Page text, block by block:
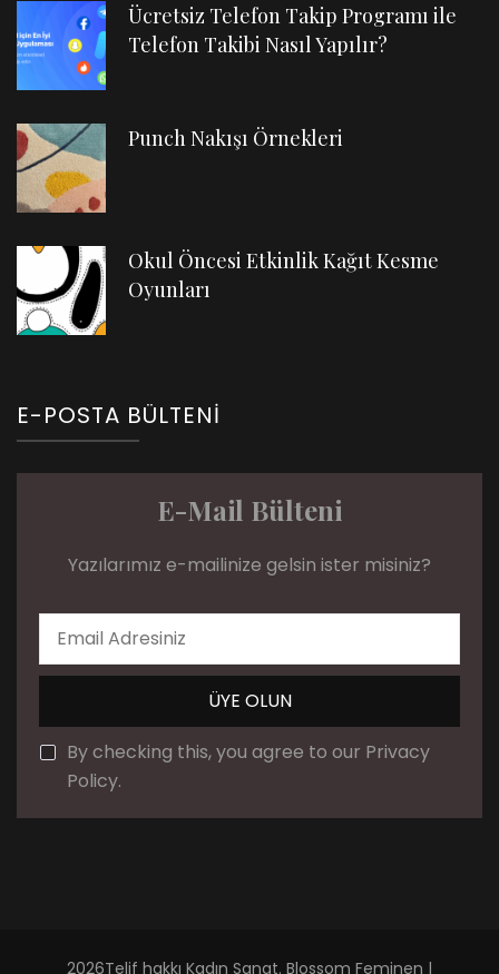
Ücretsiz Telefon Takip Programı ile
Telefon Takibi Nasıl Yapılır?
Punch Nakışı Örnekleri
Okul Öncesi Etkinlik Kağıt Kesme
Oyunları
E-POSTA BÜLTENI
E-Mail Bülteni
Yazılarımız e-mailinize gelsin ister misiniz?
By checking this, you agree to our Privacy
Policy.
2026Telif hakkı Kadın Sanat. Blossom Feminen |